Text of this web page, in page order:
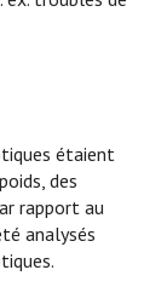
étaient
des
rapport au
analysés